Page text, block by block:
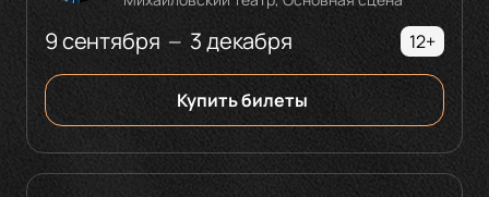
9 сентября — 3 декабря 12+
Купить билеты